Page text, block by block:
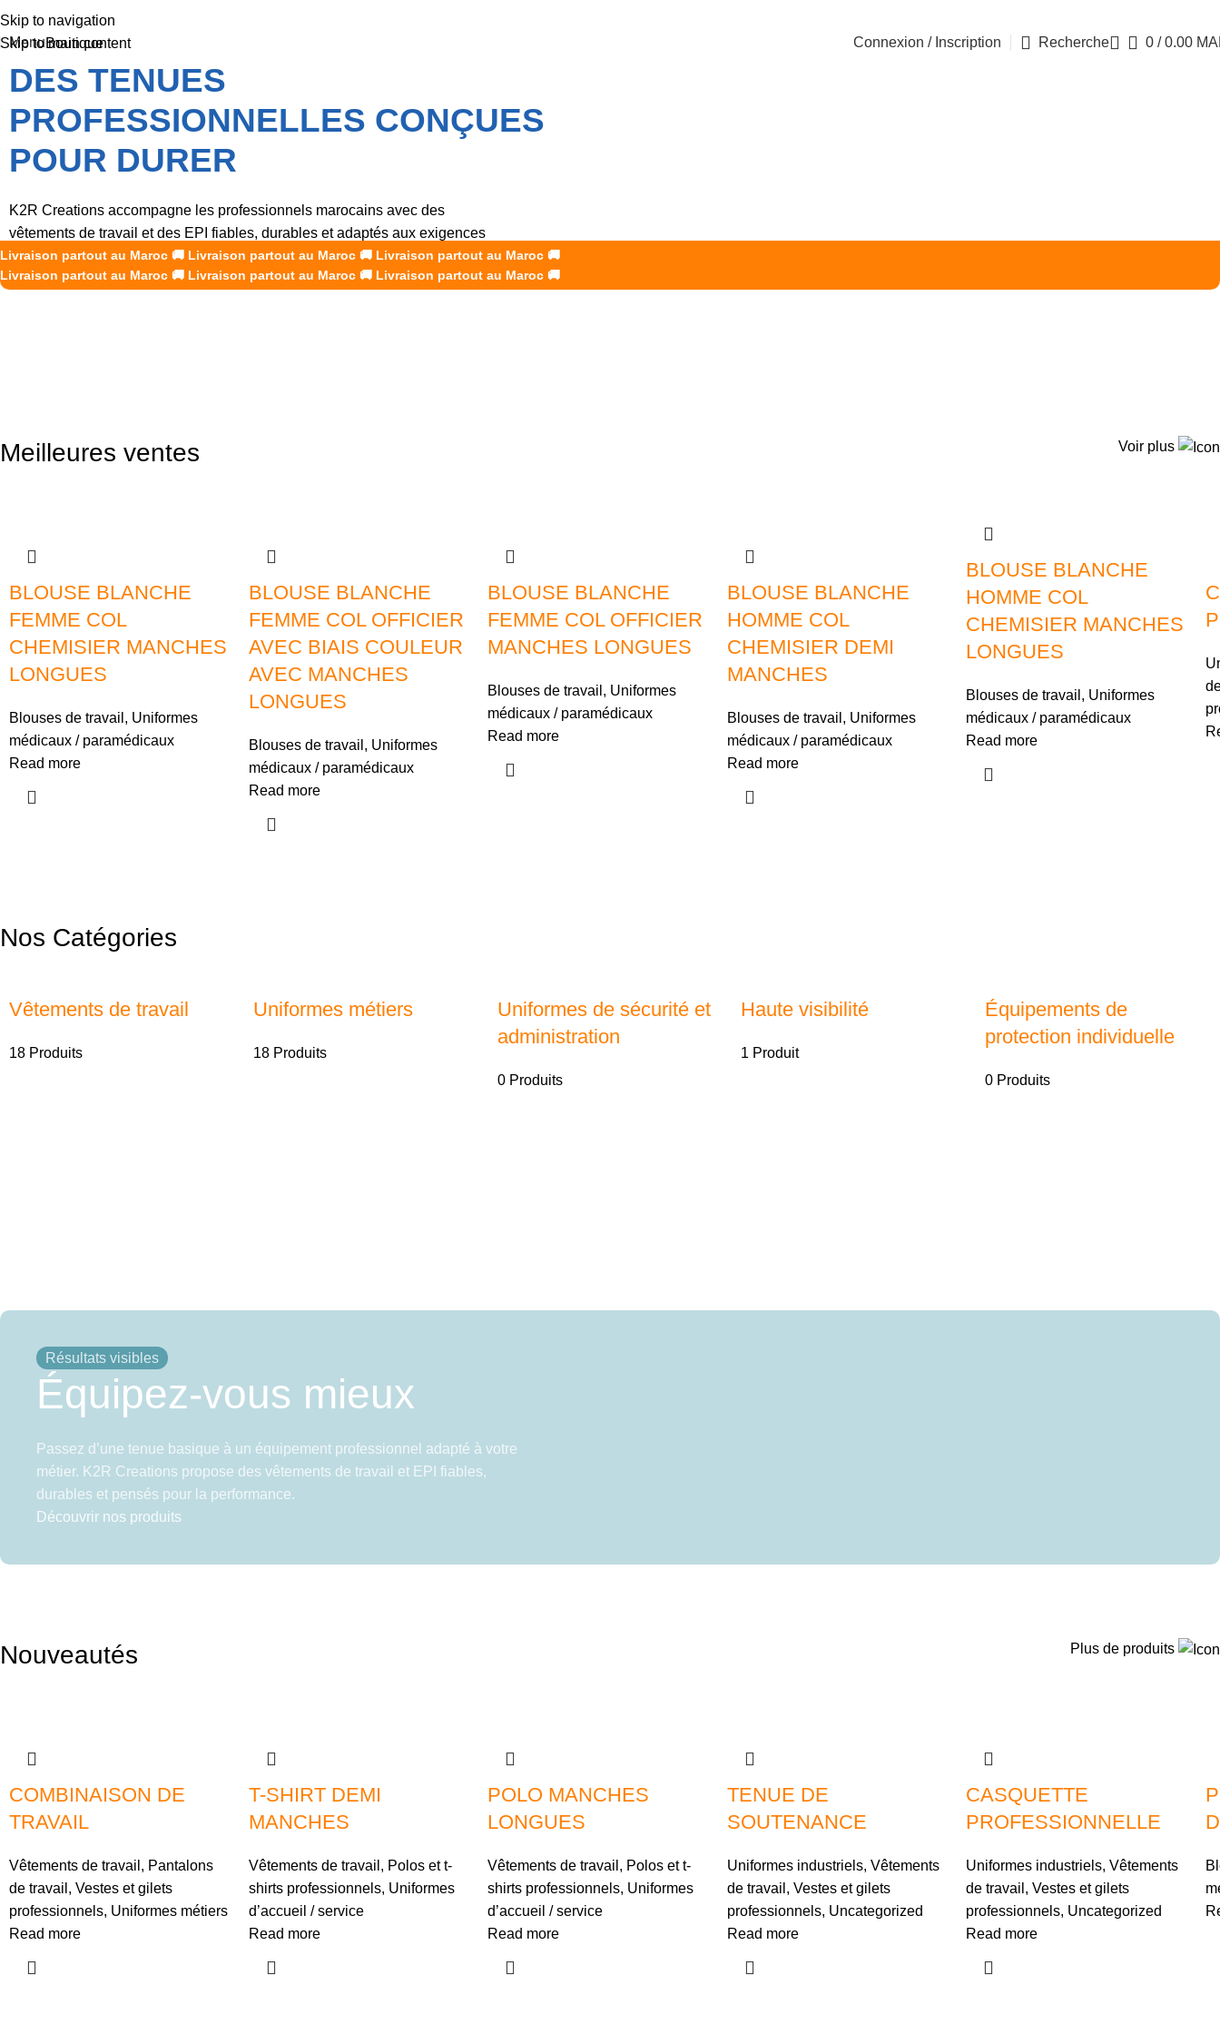
Skip to navigation
Skip to main content
MenuBoutique Connexion / Inscription Recherche 0 / 0.00
DES TENUES
PROFESSIONNELLES CONÇUES
POUR DURER
K2R Creations accompagne les professionnels marocains avec des
vêtements de travail et des EPI fiables, durables et adaptés aux exigences
de chaque métier.
Découvrir nos produits
Livraison partout au Maroc 🚚 Livraison partout au Maroc 🚚 Livraison partout au Maroc 🚚
Livraison partout au Maroc 🚚 Livraison partout au Maroc 🚚 Livraison partout au Maroc 🚚
Meilleures ventes Voir plus
BLOUSE BLANCHE
FEMME COL
CHEMISIER MANCHES
LONGUES
Blouses de travail , Uniformes
médicaux / paramédicaux
Read more
BLOUSE BLANCHE
FEMME COL OFFICIER
AVEC BIAIS COULEUR
AVEC MANCHES
LONGUES
Blouses de travail , Uniformes
médicaux / paramédicaux
Read more
BLOUSE BLANCHE
FEMME COL OFFICIER
MANCHES LONGUES
Blouses de travail , Uniformes
médicaux / paramédicaux
Read more
BLOUSE BLANCHE
HOMME COL
CHEMISIER DEMI
MANCHES
Blouses de travail , Uniformes
médicaux / paramédicaux
Read more
BLOUSE BLANCHE
HOMME COL
CHEMISIER MANCHES
LONGUES
Blouses de travail , Uniformes
médicaux / paramédicaux
Read more
Nos Catégories
Vêtements de travail
18 Produits
Uniformes métiers
18 Produits
Uniformes de sécurité et
administration
0 Produits
Haute visibilité
1 Produit
Équipements de
protection individuelle
0 Produits
Résultats visibles
Équipez-vous mieux
Passez d’une tenue basique à un équipement professionnel adapté à votre
métier. K2R Creations propose des vêtements de travail et EPI fiables,
durables et pensés pour la performance.
Découvrir nos produits
Nouveautés Plus de produits
COMBINAISON DE
TRAVAIL
Vêtements de travail , Pantalons
de travail , Vestes et gilets
professionnels, Uniformes métiers
Read more
T-SHIRT DEMI
MANCHES
Vêtements de travail , Polos et t-
shirts professionnels, Uniformes
d’accueil / service
Read more
POLO MANCHES
LONGUES
Vêtements de travail , Polos et t-
shirts professionnels, Uniformes
d’accueil / service
Read more
TENUE DE
SOUTENANCE
Uniformes industriels, Vêtements
de travail , Vestes et gilets
professionnels, Uncategorized
Read more
CASQUETTE
PROFESSIONNELLE
Uniformes industriels,Vêtements
de travail ,Vestes et gilets
professionnels, Uncategorized
Read more